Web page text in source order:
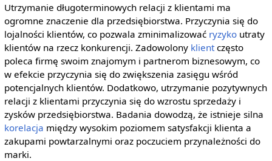
Utrzymanie długoterminowych relacji z klientami ma
ogromne znaczenie dla przedsiębiorstwa. Przyczynia się do
lojalności klientów, co pozwala zminimalizować ryzykoutraty
klientów na rzecz konkurencji. Zadowolony klientczęsto
poleca firmę swoim znajomym i partnerom biznesowym, co
w efekcie przyczynia się do zwiększenia zasięgu wśród
potencjalnych klientów. Dodatkowo, utrzymanie pozytywnych
relacji z klientami przyczynia się do wzrostu sprzedaży i
zysków przedsiębiorstwa. Badania dowodzą, że istnieje silna
korelacja między wysokim poziomem satysfakcji klienta a
zakupami powtarzalnymi oraz poczuciem przynależności do
marki.